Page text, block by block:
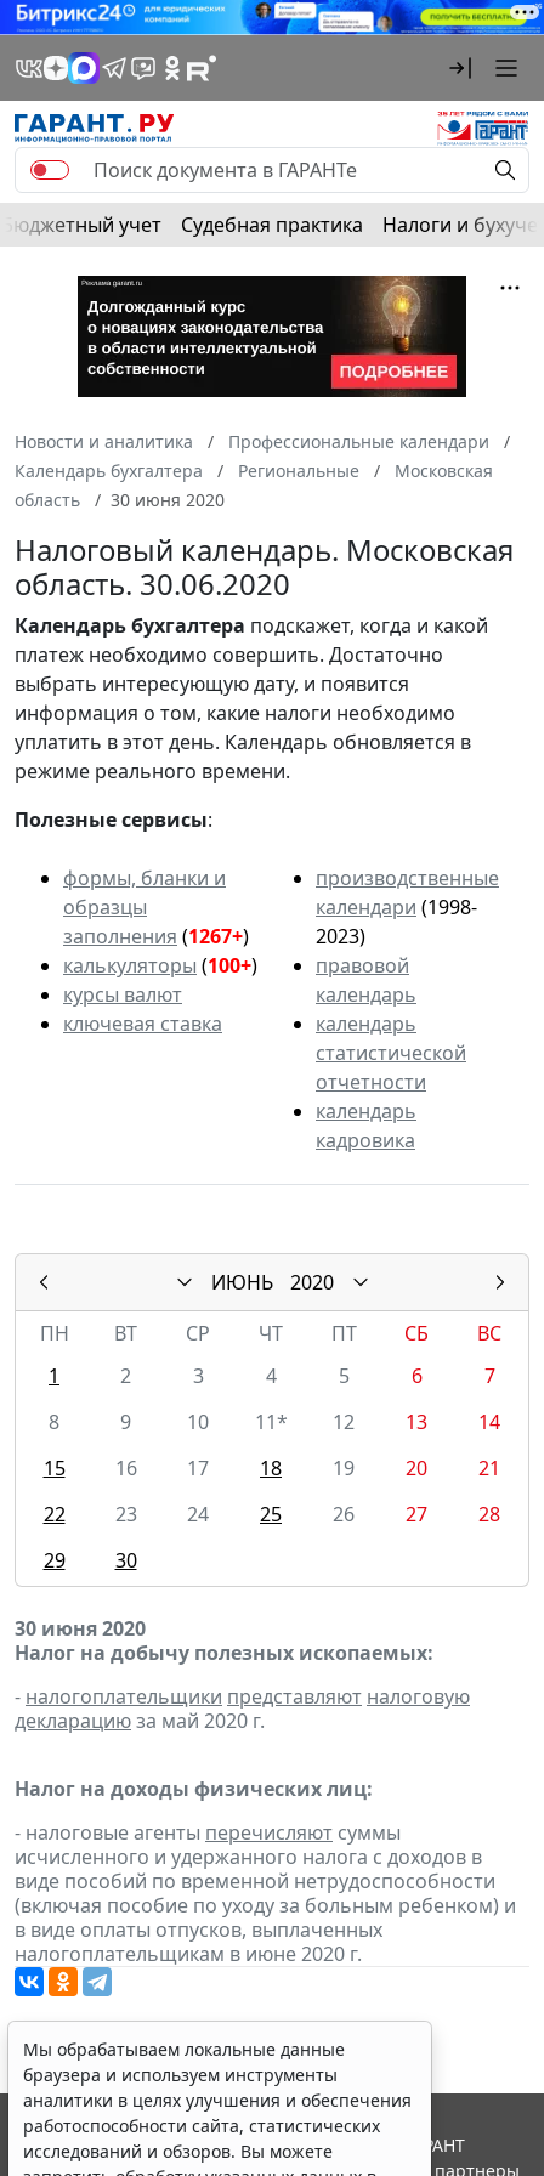
Бюджетный учет Судебная практика Налоги и
Новости и аналитика
Профессиональные календари
Календарь бухгалтера
Региональные
Московская
область
30 июня 2020
Налоговый календарь. Московская
область. 30.06.2020
Календарьбухгалтера подскажет, когда и какой
платеж необходимо совершить. Достаточно
выбрать интересующую дату, и появится
информация о том, какие налоги необходимо
уплатить в этот день. Календарь обновляется в
режиме реального времени.
Полезные сервисы:
формы, бланки и
образцы
заполнения (1267+)
калькуляторы (100+)
курсы валют
ключевая ставка
производственные
календари (1998-
2023)
правовой
календарь
календарь
статистической
отчетности
календарь
кадровика
ИЮНЬ
2020
ПН
ВТ СР ЧТ ПТ СБ
ВС
1
2 3 4 5 6
7
8
9 10 11* 12 13
14
15
16 17 18 19 20
21
22
23 24 25 26 27
28
29
30
30 июня 2020
Налог на добычу полезных ископаемых:
- налогоплательщики представляют налоговую
декларациюза май 2020 г.
Налог на доходы физических лиц:
- налоговые агенты перечисляют суммы
исчисленного и удержанного налога с доходов в
виде пособий по временной нетрудоспособности
(включая пособие по уходу за больным ребенком) и
в виде оплаты отпусков, выплаченных
налогоплательщикам в июне 2020 г.
Мы обрабатываем локальные данные
браузера и используем инструменты
аналитики в целях улучшения и обеспечения
работоспособности сайта, статистических
исследований и обзоров. Вы можете
© ООО "НПП "ГАРАНТ-СЕРВИС", 2026. Система ГАРАНТ
выпускается с 1990 года. Компания "Гарант" и ее партнеры